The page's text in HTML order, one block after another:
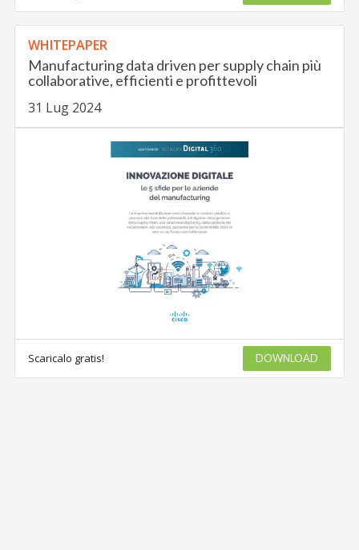
WHITEPAPER
Manufacturing data driven per supply chain più
collaborative, efficienti e profittevoli
31 Lug 2024
Scaricalo gratis! DOWNLOAD